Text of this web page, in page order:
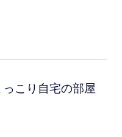
こり自宅の部屋